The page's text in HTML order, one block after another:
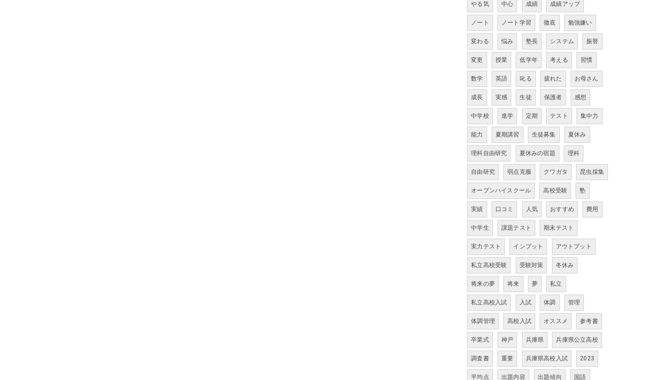
やる気 中心 成績 成績アップ
ノート ノート学習 徹底 勉強嫌い
変わる 悩み 塾長 システム 振替
変更 授業 低学年 考える 習慣
数学 英語 叱る 疲れた お母さん
成長 実感 生徒 保護者 感想
中学校 進学 定期 テスト 集中力
能力 夏期講習 生徒募集 夏休み
理科自由研究 夏休みの宿題 理科
自由研究 弱点克服 クワガタ 昆虫採集
オープンハイスクール 高校受験 塾
実績 口コミ 人気 おすすめ 費用
中学生 課題テスト 期末テスト
実力テスト インプット アウトプット
私立高校受験 受験対策 冬休み
将来の夢 将来 夢 私立
私立高校入試 入試 体調 管理
体調管理 高校入試 オススメ 参考書
卒業式 神戸 兵庫県 兵庫県公立高校
調査書 重要 兵庫県高校入試 2023
平均点 出題内容 出題傾向 国語